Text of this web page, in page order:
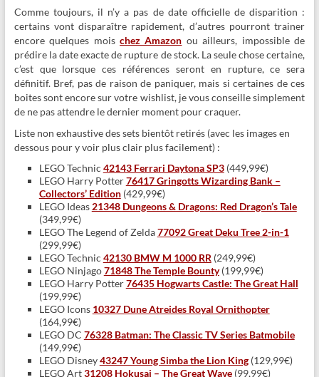
Comme toujours, il n’y a pas de date officielle de disparition :
certains vont disparaître rapidement, d’autres pourront trainer
encore quelques moischez Amazon ou ailleurs, impossible de
prédire la date exacte de rupture de stock. La seule chose certaine,
c’est que lorsque ces références seront en rupture, ce sera
définitif. Bref, pas de raison de paniquer, mais si certaines de ces
boites sont encore sur votre wishlist, je vous conseille simplement
de ne pas attendre le dernier moment pour craquer.
Liste non exhaustive des sets bientôt retirés (avec les images en
dessous pour y voir plus clair plus facilement) :
LEGO Technic 42143 Ferrari Daytona SP3(449,99€)
LEGO Harry Potter76417 Gringotts Wizarding Bank –
Collectors’ Edition(429,99€)
LEGO Ideas 21348 Dungeons & Dragons: Red Dragon’s Tale
(349,99€)
LEGO The Legend of Zelda77092 Great Deku Tree 2-in-1
(299,99€)
LEGO Technic 42130 BMW M 1000 RR (249,99€)
LEGO Ninjago71848 The Temple Bounty(199,99€)
LEGO Harry Potter76435 Hogwarts Castle: The Great Hall
(199,99€)
LEGO Icons 10327 Dune Atreides Royal Ornithopter
(164,99€)
LEGO DC 76328 Batman: The Classic TV Series Batmobile
(149,99€)
LEGO Disney43247 Young Simba the Lion King(129,99€)
LEGO Art31208 Hokusai – The Great Wave(99,99€)